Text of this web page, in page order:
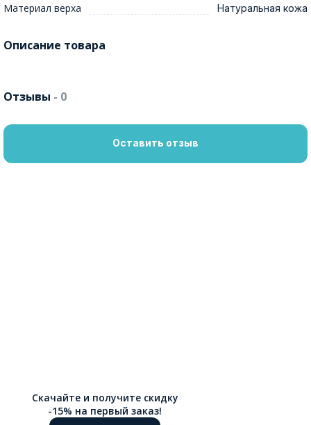
Материал верха Натуральная кожа
Описание товара
Отзывы - 0
Оставить отзыв
Скачайте и получите скидку
-15% на первый заказ!